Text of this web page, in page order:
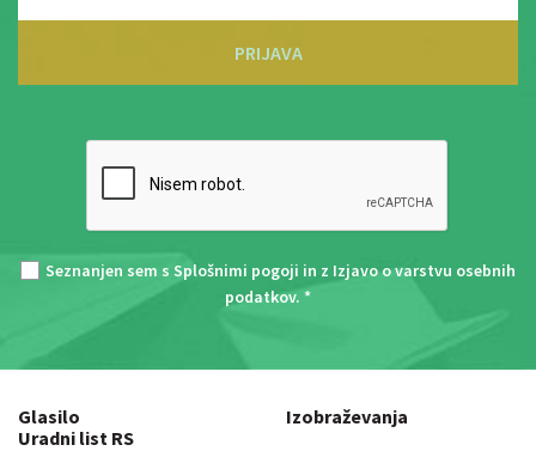
PRIJAVA
Seznanjen sem s Splošnimi pogoji in z Izjavo o varstvu osebnih
podatkov. *
Glasilo
Uradni list RS
Izobraževanja